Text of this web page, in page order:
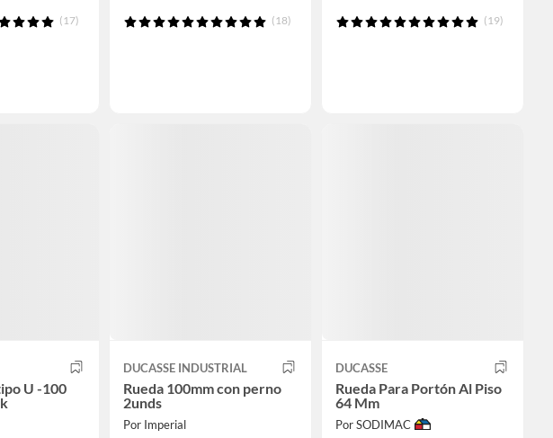
(17) (18) (19)
U -100
DUCASSE INDUSTRIAL
Rueda 100mm con perno
2unds
Por Imperial
DUCASSE
Rueda Para Portón Al Piso
64 Mm
Por SODIMAC